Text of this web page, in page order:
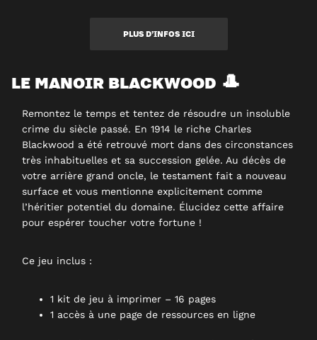
PLUS D’INFOS ICI
LE MANOIR BLACKWOOD 🎩
Remontez le temps et tentez de résoudre un insoluble
crime du siècle passé. En 1914 le riche Charles
Blackwood a été retrouvé mort dans des circonstances
très inhabituelles et sa succession gelée. Au décès de
votre arrière grand oncle, le testament fait a nouveau
surface et vous mentionne explicitement comme
l’héritier potentiel du domaine. Élucidez cette affaire
pour espérer toucher votre fortune !
Ce jeu inclus :
1 kit de jeu à imprimer – 16 pages
1 accès à une page de ressources en ligne